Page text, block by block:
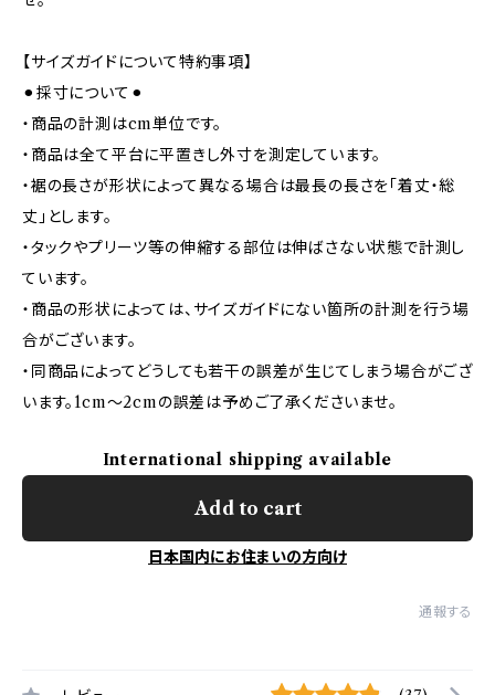
【サイズガイドについて特約事項】
⚫︎採寸について⚫︎
・商品の計測はcm単位です。
・商品は全て平台に平置きし外寸を測定しています。
・裾の長さが形状によって異なる場合は最長の長さを「着丈・総
丈」とします。
・タックやプリーツ等の伸縮する部位は伸ばさない状態で計測し
ています。
・商品の形状によっては、サイズガイドにない箇所の計測を行う場
合がございます。
・同商品によってどうしても若干の誤差が生じてしまう場合がござ
います。1cm～2cmの誤差は予めご了承くださいませ。
International shipping available
Add to cart
日本国内にお住まいの方向け
通報する